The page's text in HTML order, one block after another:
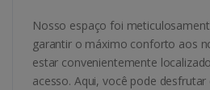
Nosso espaço foi
garantir o máximo conforto aos
estar convenientemente
acesso. Aqui, você pode